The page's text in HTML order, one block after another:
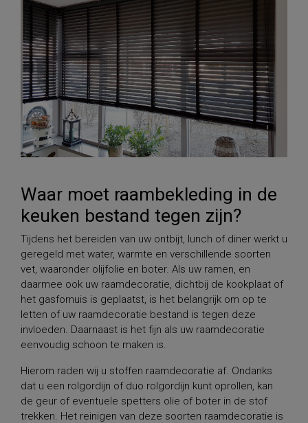
Waar moet raambekleding in de
keuken bestand tegen zijn?
Tijdens het bereiden van uw ontbijt, lunch of diner werkt u
geregeld met water, warmte en verschillende soorten
vet, waaronder olijfolie en boter. Als uw ramen, en
daarmee ook uw raamdecoratie, dichtbij de kookplaat of
het gasfornuis is geplaatst, is het belangrijk om op te
letten of uw raamdecoratie bestand is tegen deze
invloeden. Daarnaast is het fijn als uw raamdecoratie
eenvoudig schoon te maken is.
Hierom raden wij u stoffen raamdecoratie af. Ondanks
dat u een rolgordijn of duo rolgordijn kunt oprollen, kan
de geur of eventuele spetters olie of boter in de stof
trekken. Het reinigen van deze soorten raamdecoratie is